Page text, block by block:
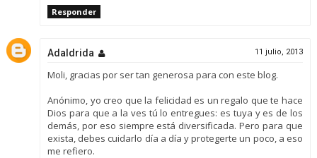
Responder
Adaldrida 11 julio, 2013
Moli, gracias por ser tan generosa para con este blog.
Anónimo, yo creo que la felicidad es un regalo que te hace
Dios para que a la ves tú lo entregues: es tuya y es de los
demás, por eso siempre está diversificada. Pero para que
exista, debes cuidarlo día a día y protegerte un poco, a eso
me refiero.